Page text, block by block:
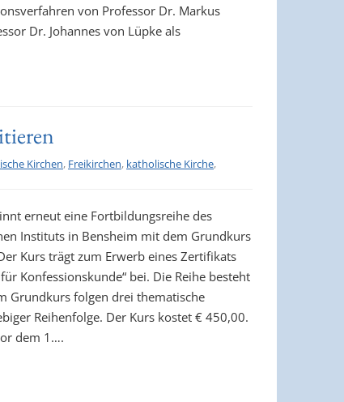
von Professor Dr. Markus
Dr. Johannes von Lüpke als
Kirchen, Freikirchen, katholische Kirche,
erneut eine Fortbildungsreihe des
Instituts in Bensheim mit dem Grundkurs
Kurs trägt zum Erwerb eines Zertifikats
Konfessionskunde“ bei. Die Reihe besteht
Grundkurs folgen drei thematische
Reihenfolge. Der Kurs kostet € 450,00.
dem 1….